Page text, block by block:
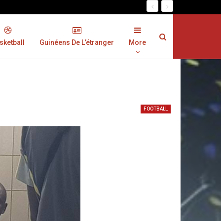
Guinéens De L’étranger More
FOOTBALL